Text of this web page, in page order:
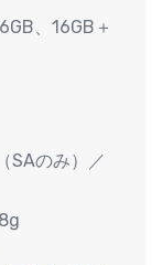
、16GB＋
SAのみ）／